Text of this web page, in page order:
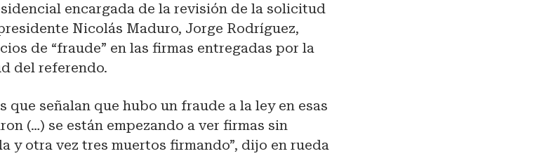
encargada de la revisión de la solicitud
Nicolás Maduro, Jorge Rodríguez,
de “fraude” en las firmas entregadas por la
del referendo.
que señalan que hubo un fraude a la ley en esas
(…) se están empezando a ver firmas sin
y otra vez tres muertos firmando”, dijo en rueda